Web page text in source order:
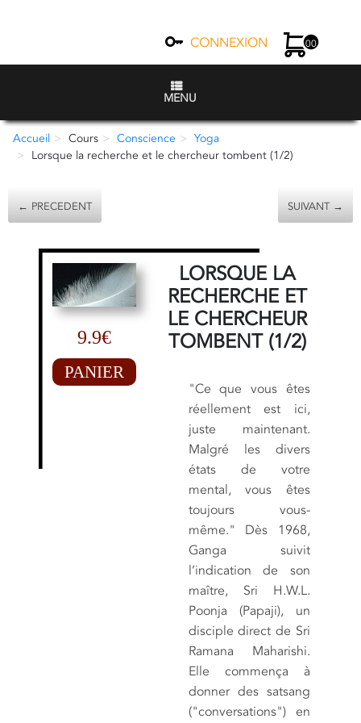
CONNEXION 00
MENU
Accueil Cours Conscience
Yoga
Lorsque la recherche et le chercheur tombent (1/2)
← PRECEDENT SUIVANT →
9.9€
PANIER
LORSQUE LA
RECHERCHE ET
LE CHERCHEUR
TOMBENT (1/2)
"Ce que vous êtes
réellement est ici,
juste maintenant.
Malgré les divers
états de votre
mental, vous êtes
toujours vous-
même." Dès 1968,
Ganga suivit
l’indication de son
maître, Sri H.W.L.
Poonja (Papaji), un
disciple direct de Sri
Ramana Maharishi.
Elle commença à
donner des satsang
("conversations") en